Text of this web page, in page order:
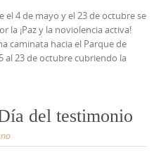
el 4 de mayo y el 23 de octubre se
la ¡Paz y la noviolencia activa!
caminata hacia el Parque de
al 23 de octubre cubriendo la
del testimonio